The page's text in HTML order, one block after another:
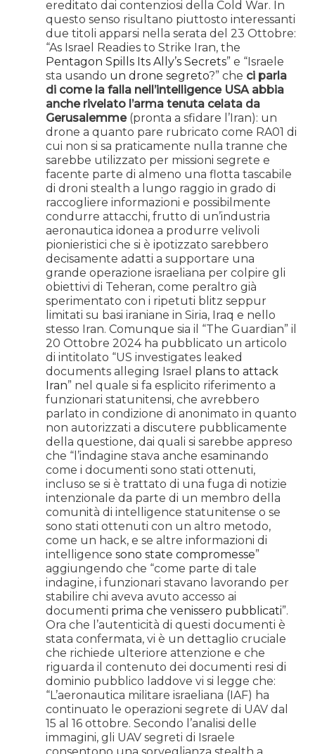
ereditato dai contenziosi della Cold War. In
questo senso risultano piuttosto interessanti
due titoli apparsi nella serata del 23 Ottobre:
“As Israel Readies to Strike Iran, the
Pentagon Spills Its Ally’s Secrets” e “Israele
sta usando un drone segreto?” che ci parla
di come la falla nell’intelligence USA abbia
anche rivelato l’arma tenuta celata da
Gerusalemme(pronta a sfidare l’Iran): un
drone a quanto pare rubricato come RA01 di
cui non si sa praticamente nulla tranne che
sarebbe utilizzato per missioni segrete e
facente parte di almeno una flotta tascabile
di droni stealth a lungo raggio in grado di
raccogliere informazioni e possibilmente
condurre attacchi, frutto di un’industria
aeronautica idonea a produrre velivoli
pionieristici che si è ipotizzato sarebbero
decisamente adatti a supportare una
grande operazione israeliana per colpire gli
obiettivi di Teheran, come peraltro già
sperimentato con i ripetuti blitz seppur
limitati su basi iraniane in Siria, Iraq e nello
stesso Iran. Comunque sia il “The Guardian” il
20 Ottobre 2024 ha pubblicato un articolo
di intitolato “US investigates leaked
documents alleging Israel plans to attack
Iran” nel quale si fa esplicito riferimento a
funzionari statunitensi, che avrebbero
parlato in condizione di anonimato in quanto
non autorizzati a discutere pubblicamente
della questione, dai quali si sarebbe appreso
che “l’indagine stava anche esaminando
come i documenti sono stati ottenuti,
incluso se si è trattato di una fuga di notizie
intenzionale da parte di un membro della
comunità di intelligence statunitense o se
sono stati ottenuti con un altro metodo,
come un hack, e se altre informazioni di
intelligence sono state compromesse”
aggiungendo che “come parte di tale
indagine, i funzionari stavano lavorando per
stabilire chi aveva avuto accesso ai
documenti prima che venissero pubblicati”.
Ora che l’autenticità di questi documenti è
stata confermata, vi è un dettaglio cruciale
che richiede ulteriore attenzione e che
riguarda il contenuto dei documenti resi di
dominio pubblico laddove vi si legge che:
“L’aeronautica militare israeliana (IAF) ha
continuato le operazioni segrete di UAV dal
15 al 16 ottobre. Secondo l’analisi delle
immagini, gli UAV segreti di Israele
consentono una sorveglianza stealth a